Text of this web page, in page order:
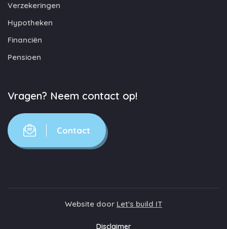
Verzekeringen
Hypotheken
Financiën
Pensioen
Vragen? Neem contact op!
Contact
Website door Let's build IT
Disclaimer